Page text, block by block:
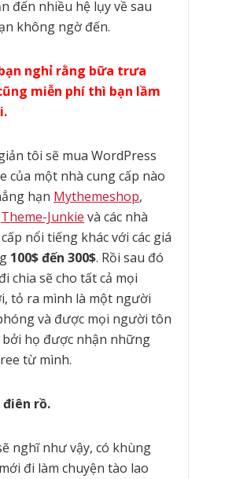
đến nhiều hệ lụy về sau
không ngờ đến.
nghỉ rằng bữa trưa
miễn phí thì bạn lầm
tôi sẽ mua WordPress
của một nhà cung cấp nào
hạn Mythemeshop,
Theme-Junkie và các nhà
nổi tiếng khác với các giá
100$ đến 300$. Rồi sau đó
chia sẽ cho tất cả mọi
tỏ ra mình là một người
và được mọi người tôn
họ được nhận những
từ mình.
rồ.
nghĩ như vậy, có khùng
đi làm chuyện tào lao